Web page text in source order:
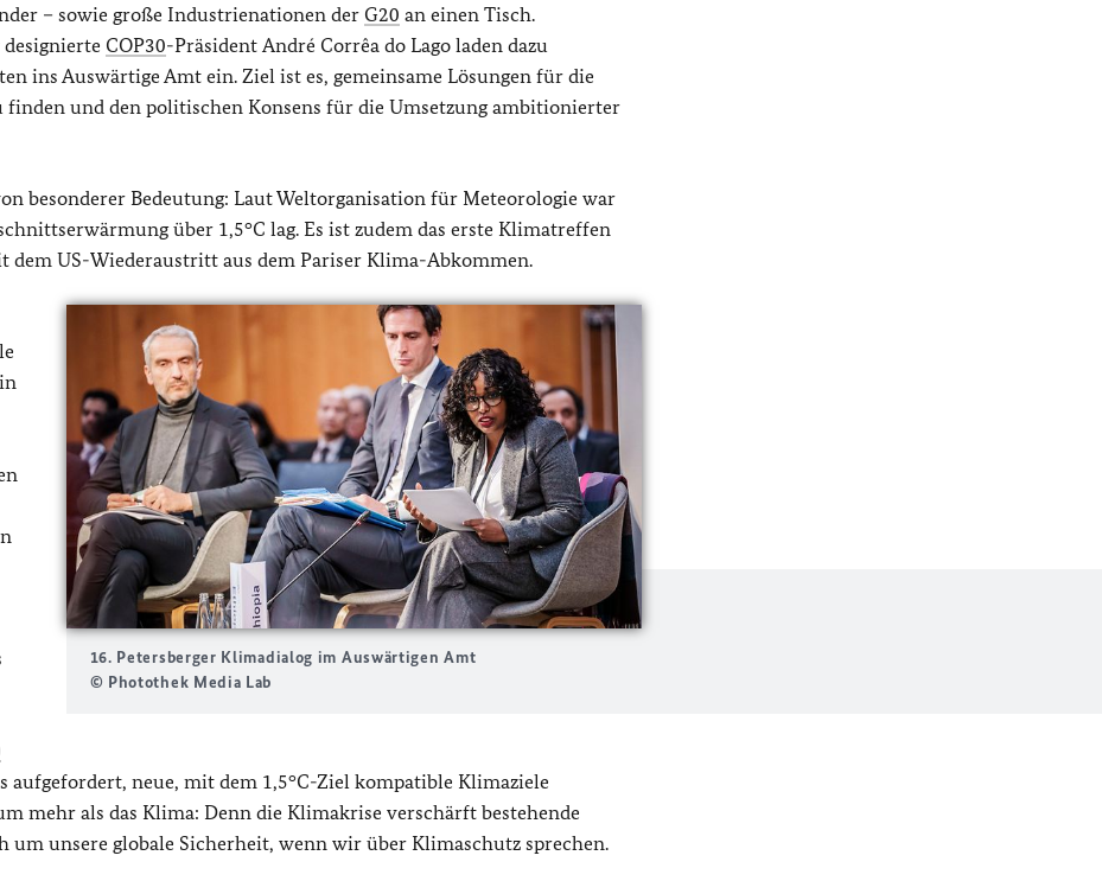
– sowie große Industrienationen der G20 an einen Tisch.
COP30-Präsident André Corrêa do Lago laden dazu
ins Auswärtige Amt ein. Ziel ist es, gemeinsame Lösungen für die
finden und den politischen Konsens für die Umsetzung ambitionierter
besonderer Bedeutung: Laut Weltorganisation für Meteorologie war
über 1,5°C lag. Es ist zudem das erste Klimatreffen
US-Wiederaustritt aus dem Pariser Klima-Abkommen.
16. Petersberger Klimadialog im Auswärtigen Amt
© Photothek Media Lab
aufgefordert, neue, mit dem 1,5°C-Ziel kompatible Klimaziele
mehr als das Klima: Denn die Klimakrise verschärft bestehende
um unsere globale Sicherheit, wenn wir über Klimaschutz sprechen.